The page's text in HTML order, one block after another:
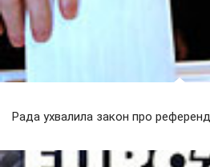
Рада ухвалила закон про